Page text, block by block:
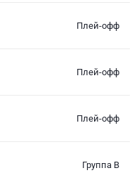
Плей-офф
Плей-офф
Плей-офф
Группа B